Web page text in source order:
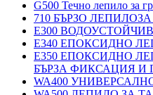
G500 Течно лепило за
710 БЪРЗО
E300
E340 ЕПОКСИДНО
E350 ЕПОКСИДНО
БЪРЗА ФИКСАЦИЯ И
WA400